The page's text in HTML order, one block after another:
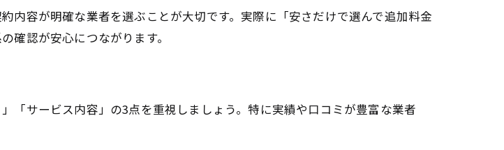
頼するときの心得
で依頼する前の心構えと準備法
の手順と効率的な進め方
内容が明確な業者を選ぶことが大切です。実際に「安さだけで選んで追加料金
確認が安心につながります。
「サービス内容」の3点を重視しましょう。特に実績や口コミが豊富な業者